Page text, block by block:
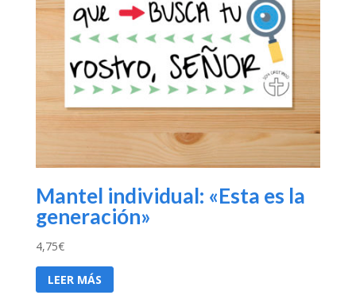
Mantel individual: «Esta es la
generación»
4,75€
LEER MÁS